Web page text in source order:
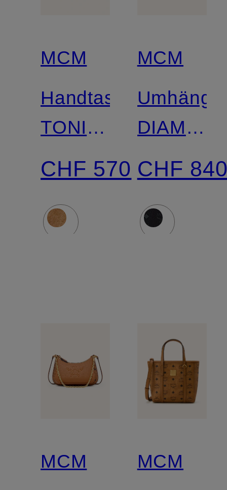
MCM
Handtasche
TONI
VI
CHF 570
MCM
3D
CHF
MCM
MCM